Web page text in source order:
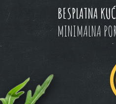
BESPLATNA
MINIMALNA